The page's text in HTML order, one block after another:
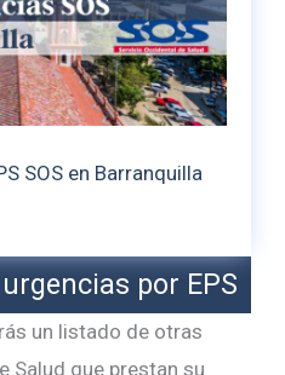
SOS en Barranquilla
por EPS
un listado de otras
Salud que prestan su